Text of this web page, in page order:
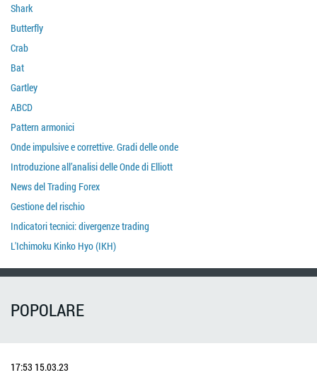
Shark
Butterfly
Crab
Bat
Gartley
ABCD
Pattern armonici
Onde impulsive e correttive. Gradi delle onde
Introduzione all’analisi delle Onde di Elliott
News del Trading Forex
Gestione del rischio
Indicatori tecnici: divergenze trading
L'Ichimoku Kinko Hyo (IKH)
POPOLARE
17:53 15.03.23